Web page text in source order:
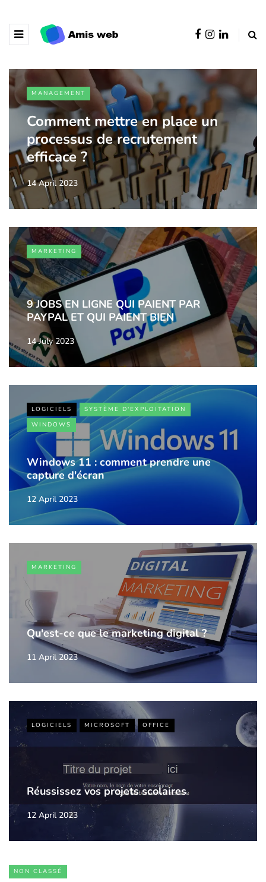
MANAGEMENT
Comment mettre en place un
processus de recrutement
efficace ?
14 April 2023
MARKETING
9 JOBS EN LIGNE QUI PAIENT PAR
PAYPAL ET QUI PAIENT BIEN
14 July 2023
LOGICIELS
SYSTÈME D'EXPLOITATION
WINDOWS
Windows 11 : comment prendre une
capture d'écran
12 April 2023
MARKETING
Qu'est-ce que le marketing digital ?
11 April 2023
LOGICIELS MICROSOFT OFFICE
Réussissez vos projets scolaires
12 April 2023
NON CLASSÉ